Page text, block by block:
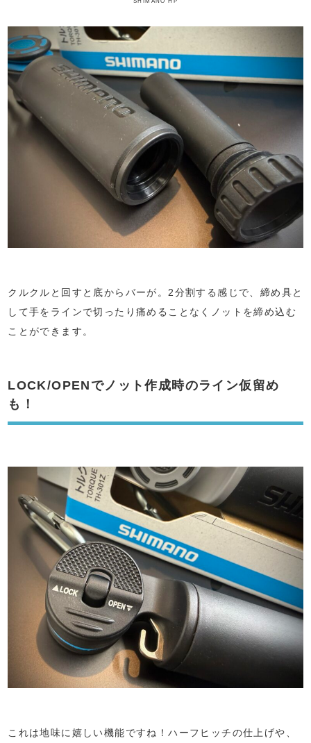
クルクルと回すと底からバーが。2分割する感じで、締め具と
して手をラインで切ったり痛めることなくノットを締め込む
ことができます。
LOCK/OPENでノット作成時のライン仮留め
も！
これは地味に嬉しい機能ですね！ハーフヒッチの仕上げや、